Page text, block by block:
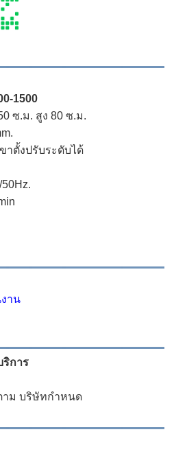
1500
ซ.ม. สูง 80 ซ.ม.
าตั้งปรับระดับได้
าน
ริการ
าม บริษัทกำหนด